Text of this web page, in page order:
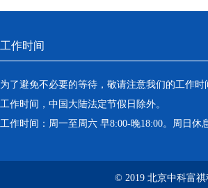
工作时间
为了避免不必要的等待，敬请注意我们的工作时
工作时间，中国大陆法定节假日除外。
工作时间：周一至周六 早8:00-晚18:00。周日休
© 2019 北京中科富